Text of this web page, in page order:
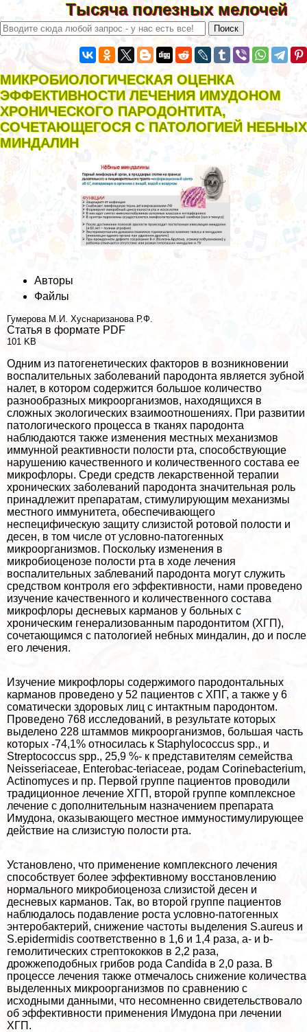
Тысяча полезных мелочей
МИКРОБИОЛОГИЧЕСКАЯ ОЦЕНКА
ЭФФЕКТИВНОСТИ ЛЕЧЕНИЯ ИМУДОНОМ
ХРОНИЧЕСКОГО ПАРОДОНТИТА,
СОЧЕТАЮЩЕГОСЯ С ПАТОЛОГИЕЙ НЕБНЫХ
МИНДАЛИН
Авторы
Файлы
Гумерова М.И. Хуснаризанова Р.Ф.
Статья в формате PDF
101 KB
Одним из патогенетических факторов в возникновении
воспалительных заболеваний пародонта является зубной
налет, в котором содержится большое количество
разнообразных микроорганизмов, находящихся в
сложных экологических взаимоотношениях. При развитии
патологического процесса в тканях пародонта
наблюдаются также изменения местных механизмов
иммунной реактивности полости рта, способствующие
нарушению качественного и количественного состава ее
микрофлоры. Среди средств лекарственной терапии
хронических заболеваний пародонта значительная роль
принадлежит препаратам, стимулирующим механизмы
местного иммунитета, обеспечивающего
неспецифическую защиту слизистой ротовой полости и
десен, в том числе от условно-патогенных
микроорганизмов. Поскольку изменения в
микробиоценозе полости рта в ходе лечения
воспалительных заблеваний пародонта могут служить
средством контроля его эффективности, нами проведено
изучение качественного и количественного состава
микрофлоры десневых карманов у больных с
хроническим генерализованным пародонтитом (ХГП),
сочетающимся с патологией небных миндалин, до и после
его лечения.
Изучение микрофлоры содержимого пародонтальных
карманов проведено у 52 пациентов с ХПГ, а также у 6
соматически здоровых лиц с интактным пародонтом.
Проведено 768 исследований, в результате которых
выделено 228 штаммов микроорганизмов, большая часть
которых -74,1% относилась к Staphylococcus spp., и
Streptococcus spp., 25,9 %- к представителям семейства
Neisseriaceae, Enterobac-teriaceae, родам Corinebacterium,
Actinomyces и пр. Первой группе пациентов проводили
традиционное лечение ХГП, второй группе комплексное
лечение с дополнительным назначением препарата
Имудона, оказывающего местное иммуностимулирующее
действие на слизистую полости рта.
Установлено, что применение комплексного лечения
способствует более эффективному восстановлению
нормального микробиоценоза слизистой десен и
десневых карманов. Так, во второй группе пациентов
наблюдалось подавление роста условно-патогенных
энтеробактерий, снижение частоты выделения S.aureus и
S.epidermidis соответственно в 1,6 и 1,4 раза, a- и b-
гемолитических стрептококков в 2,2 раза,
дрожжеподобных грибов рода Candida в 2,0 раза. В
процессе лечения также отмечалось снижение количества
выделенных микроорганизмов по сравнению с
исходными данными, что несомненно свидетельствовало
об эффективности применения Имудона при лечении
ХГП.